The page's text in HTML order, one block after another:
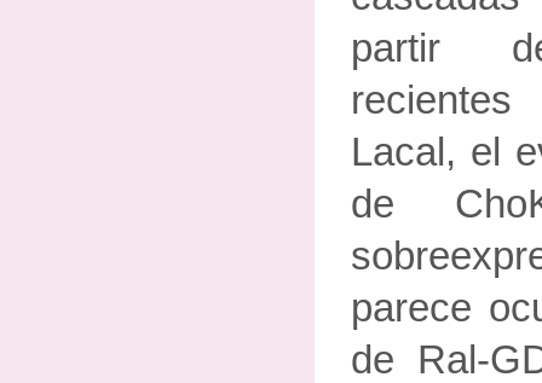
partir
Lacal, el
de
parece
de Ral-